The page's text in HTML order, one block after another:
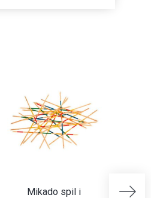
Mikado spil i